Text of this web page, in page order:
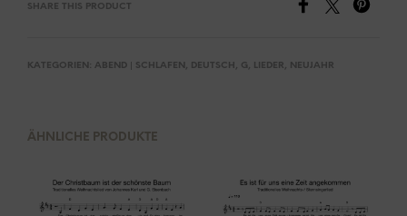
SHARE THIS PRODUCT
KATEGORIEN: ABEND | SCHLAFEN , DEUTSCH , G, LIEDER, NEUJAHR
ÄHNLICHE PRODUKTE